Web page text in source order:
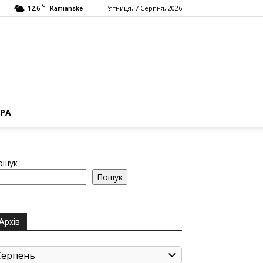
12.6 C Kamianske П’ятниця, 7 Серпня, 2026
Пошук